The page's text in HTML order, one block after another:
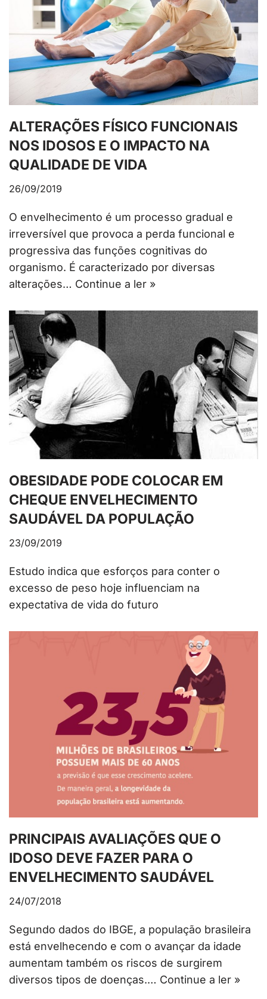
ALTERAÇÕES FÍSICO FUNCIONAIS
NOS IDOSOS E O IMPACTO NA
QUALIDADE DE VIDA
26/09/2019
O envelhecimento é um processo gradual e
irreversível que provoca a perda funcional e
progressiva das funções cognitivas do
organismo. É caracterizado por diversas
alterações… Continue a ler »
OBESIDADE PODE COLOCAR EM
CHEQUE ENVELHECIMENTO
SAUDÁVEL DA POPULAÇÃO
23/09/2019
Estudo indica que esforços para conter o
excesso de peso hoje influenciam na
expectativa de vida do futuro
PRINCIPAIS AVALIAÇÕES QUE O
IDOSO DEVE FAZER PARA O
ENVELHECIMENTO SAUDÁVEL
24/07/2018
Segundo dados do IBGE, a população brasileira
está envelhecendo e com o avançar da idade
aumentam também os riscos de surgirem
diversos tipos de doenças.… Continue a ler »